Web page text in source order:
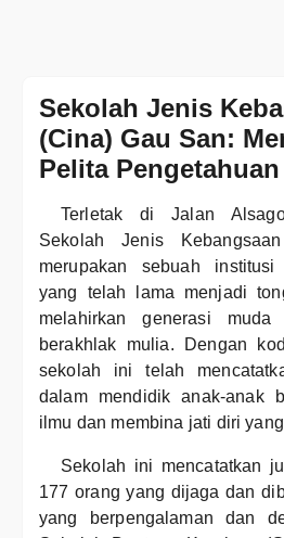
Sekolah Jenis
(Cina) Gau San:
Pelita
Terletak di Jalan
Sekolah Jenis
merupakan sebuah
yang telah lama menjadi
melahirkan generasi
berakhlak mulia. Dengan
sekolah ini telah
dalam mendidik anak-anak
ilmu dan membina jati diri
Sekolah ini mencatatkan
177 orang yang dijaga dan
yang berpengalaman dan